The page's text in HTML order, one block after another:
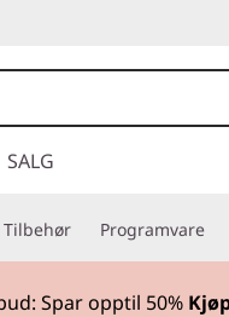
SALG
Tilbehør Programvare
med Lenovo-